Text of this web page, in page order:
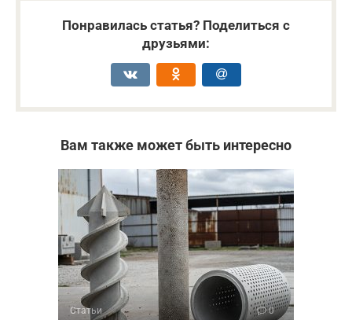
Понравилась статья? Поделиться с
друзьями:
Вам также может быть интересно
Статьи 0